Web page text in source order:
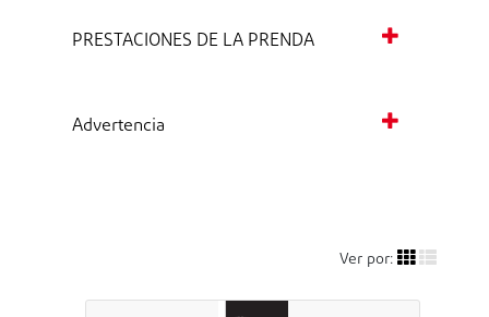
PRESTACIONES DE LA PRENDA
Advertencia
Ver por: